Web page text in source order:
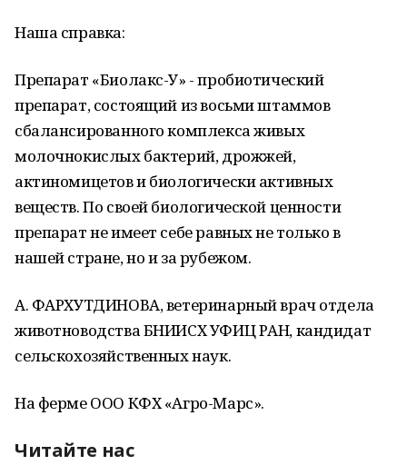
Наша справка:
Препарат «Биолакс-У» - пробиотический
препарат, состоящий из восьми штаммов
сбалансированного комплекса живых
молочнокислых бактерий, дрожжей,
актиномицетов и биологически активных
веществ. По своей биологической ценности
препарат не имеет себе равных не только в
нашей стране, но и за рубежом.
А. ФАРХУТДИНОВА, ветеринарный врач отдела
животноводства БНИИСХ УФИЦ РАН, кандидат
сельскохозяйственных наук.
На ферме ООО КФХ «Агро-Марс».
Читайте нас